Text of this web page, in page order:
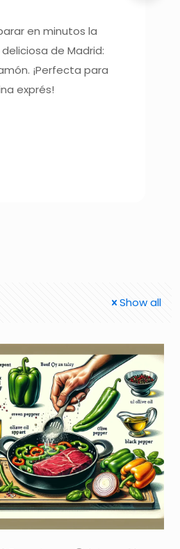
en minutos la
de Madrid:
¡Perfecta para
exprés!
Show all